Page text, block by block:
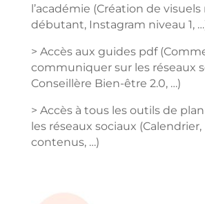
l’académie (Création de visuels
débutant, Instagram niveau 1,
> Accès aux guides pdf
communiquer sur les réseaux
Conseillère Bien-être 2.0, …)
> Accès à tous les outils de
les réseaux sociaux
contenus, …)